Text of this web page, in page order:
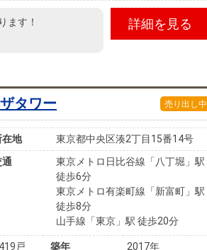
ます！
詳細を見る
タワー 売り出し中
在地
東京都中央区湊2丁目15番14号
東京メトロ日比谷線「八丁堀」駅
徒歩6分
東京メトロ有楽町線「新富町」駅
徒歩8分
山手線「東京」駅 徒歩20分
戸 築年 2017年